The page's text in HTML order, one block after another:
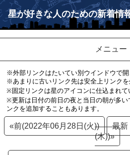
星が好きな人のための新着情
メニュー
※外部リンクはたいてい別ウインドウで開
※あまりに古いリンク先は安全上リンクを
※固定リンクは星のアイコンに仕込まれて
※更新は日付の前日の夜と当日の朝が多い
ンクを追加することもあります。
«前(2022年06月28日(火)) 最新
(木))»